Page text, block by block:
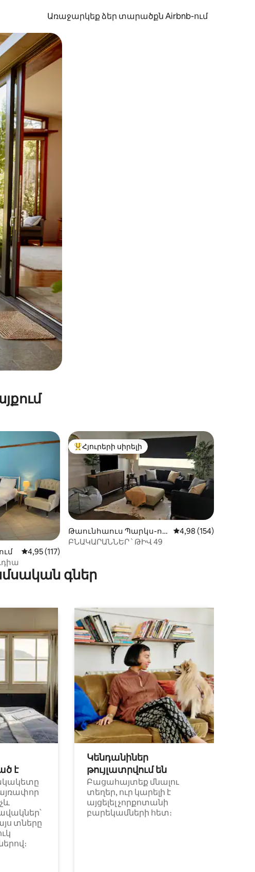
Առաջարկեք ձեր տարածքն Airbnb-ում
հպելով կամ մատը սահեցնելով։
տները
Միջին վարկանիշը՝ 5-ից 4,95, 117 կարծիք
4,95 (117)
Հյուրերի սիրելի լավագույն տները
Հյուրերի սիրելի
Թաունհաուս Պարկս-ու
մ
Միջին վարկանիշը՝
4,98 (154)
ԲՆԱԿԱՐԱՆՆԵՐ ՝ ԹԻՎ 49
գներ
է
տները
Կենդանիներ
թույլատրվում են
Բացահայտեք մնալու
տեղեր, ուր կարելի է
այցելել չորքոտանի
բարեկամների հետ։